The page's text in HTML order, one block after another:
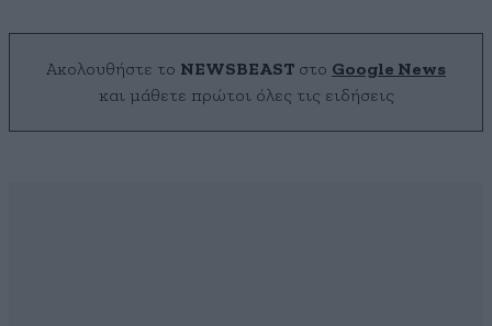
Ακολουθήστε το NEWSBEAST στο Google News
και μάθετε πρώτοι όλες τις ειδήσεις